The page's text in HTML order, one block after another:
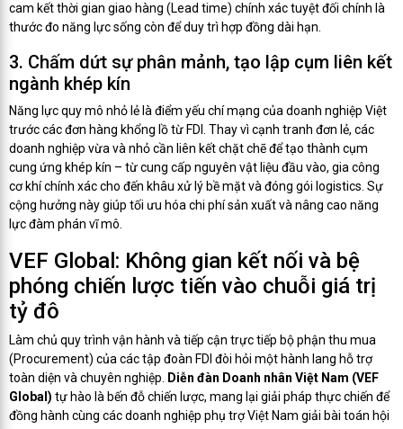
cam kết thời gian giao hàng (Lead time) chính xác tuyệt đối chính là
thước đo năng lực sống còn để duy trì hợp đồng dài hạn.
3. Chấm dứt sự phân mảnh, tạo lập cụm liên kết
ngành khép kín
Năng lực quy mô nhỏ lẻ là điểm yếu chí mạng của doanh nghiệp Việt
trước các đơn hàng khổng lồ từ FDI. Thay vì cạnh tranh đơn lẻ, các
doanh nghiệp vừa và nhỏ cần liên kết chặt chẽ để tạo thành cụm
cung ứng khép kín – từ cung cấp nguyên vật liệu đầu vào, gia công
cơ khí chính xác cho đến khâu xử lý bề mặt và đóng gói logistics. Sự
cộng hưởng này giúp tối ưu hóa chi phí sản xuất và nâng cao năng
lực đàm phán vĩ mô.
VEF Global: Không gian kết nối và bệ
phóng chiến lược tiến vào chuỗi giá trị
tỷ đô
Làm chủ quy trình vận hành và tiếp cận trực tiếp bộ phận thu mua
(Procurement) của các tập đoàn FDI đòi hỏi một hành lang hỗ trợ
toàn diện và chuyên nghiệp.
Diễn đàn Doanh nhân Việt Nam (VEF
Global) tự hào là bến đỗ chiến lược, mang lại giải pháp thực chiến để
đồng hành cùng các doanh nghiệp phụ trợ Việt Nam giải bài toán hội